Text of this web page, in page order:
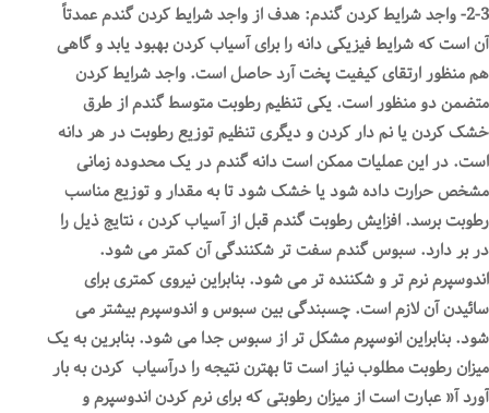
2-3- واجد شرایط کردن گندم: هدف از واجد شرایط کردن گندم عمدتاً
آن است که شرایط فیزیکی دانه را برای آسیاب کردن بهبود یابد و گاهی
هم منظور ارتقای کیفیت پخت آرد حاصل است. واجد شرایط کردن
متضمن دو منظور است. یکی تنظیم رطوبت متوسط گندم از طرق
خشک کردن یا نم دار کردن و دیگری تنظیم توزیع رطوبت در هر دانه
است. در این عملیات ممکن است دانه گندم در یک محدوده زمانی
مشخص حرارت داده شود یا خشک شود تا به مقدار و توزیع مناسب
رطوبت برسد. افزایش رطوبت گندم قبل از آسیاب کردن ، نتایج ذیل را
در بر دارد. سبوس گندم سفت تر شکنندگی آن کمتر می شود.
اندوسپرم نرم تر و شکننده تر می شود. بنابراین نیروی کمتری برای
سائیدن آن لازم است. چسبندگی بین سبوس و اندوسپرم بیشتر می
شود. بنابراین انوسپرم مشکل تر از سبوس جدا می شود. بنابرین به یک
میزان رطوبت مطلوب نیاز است تا بهترن نتیجه را درآسیاب کردن به بار
آورد آ« عبارت است از میزان رطوبتی که برای نرم کردن اندوسپرم و